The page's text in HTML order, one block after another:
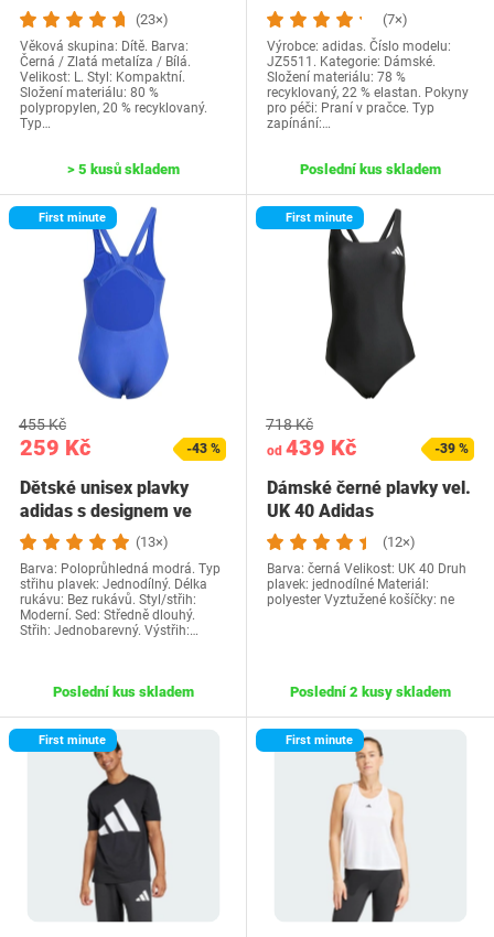
JUNIOR, L
(23×)
Věková skupina: Dítě. Barva:
Černá / Zlatá metalíza / Bílá.
Velikost: L. Styl: Kompaktní.
Složení materiálu: 80 %
polypropylen, 20 % recyklovaný.
Typ…
> 5 kusů skladem
zádovým vzorem 32,…
(7×)
Výrobce: adidas. Číslo modelu:
JZ5511. Kategorie: Dámské.
Složení materiálu: 78 %
recyklovaný, 22 % elastan. Pokyny
pro péči: Praní v pračce. Typ
zapínání:…
Poslední kus skladem
First minute
259 Kč
455 Kč
-43 %
Dětské unisex plavky
adidas s designem ve
tvaru V na zádech…
(13×)
Barva: Poloprůhledná modrá. Typ
střihu plavek: Jednodílný. Délka
rukávu: Bez rukávů. Styl/střih:
Moderní. Sed: Středně dlouhý.
Střih: Jednobarevný. Výstřih:…
Poslední kus skladem
First minute
od 439 Kč
718 Kč
-39 %
Dámské černé plavky vel.
UK 40 Adidas
(12×)
Barva: černá Velikost: UK 40 Druh
plavek: jednodílné Materiál:
polyester Vyztužené košíčky: ne
Poslední 2 kusy skladem
First minute First minute